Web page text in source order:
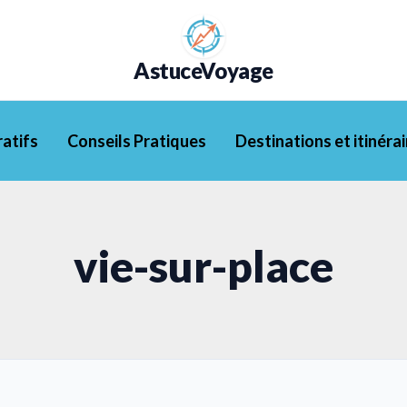
AstuceVoyage
Conseils Pratiques Destinations et
vie-sur-place